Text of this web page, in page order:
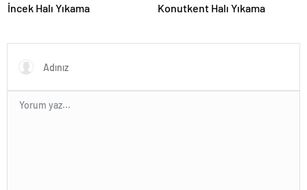
İncek Halı Yıkama Konutkent Halı Yıkama